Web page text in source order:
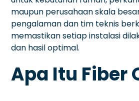
maupun perusahaan skala
pengalaman dan tim teknis
memastikan setiap instalasi
dan hasil optimal.
Apa Itu Fiber